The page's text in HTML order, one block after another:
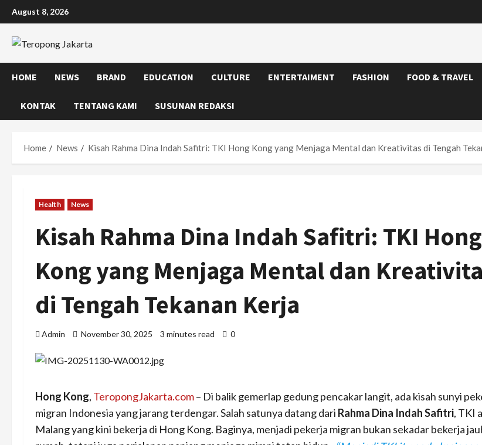
Skip
to
content
August 8, 2026
HOME NEWS BRAND EDUCATION CULTURE ENTERTAIMENT FASHION FOOD & TRAVEL
KONTAK TENTANG KAMI SUSUNAN REDAKSI
Home News Kisah Rahma Dina Indah Safitri: TKI Hong Kong yang Menjaga Mental dan Kreativitas di Tengah
Health News
Kisah Rahma Dina Indah Safitri: TKI Hong
Kong yang Menjaga Mental dan
di Tengah Tekanan Kerja
Admin November 30, 2025 3 minutes read 0
Hong Kong, TeropongJakarta.com– Di balik gemerlap gedung pencakar langit, ada kisah sunyi
migran Indonesia yang jarang terdengar. Salah satunya datang dari Rahma Dina Indah Safitri, TKI
Malang yang kini bekerja di Hong Kong. Baginya, menjadi pekerja migran bukan sekadar bekerja